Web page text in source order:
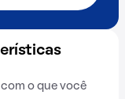
o que você